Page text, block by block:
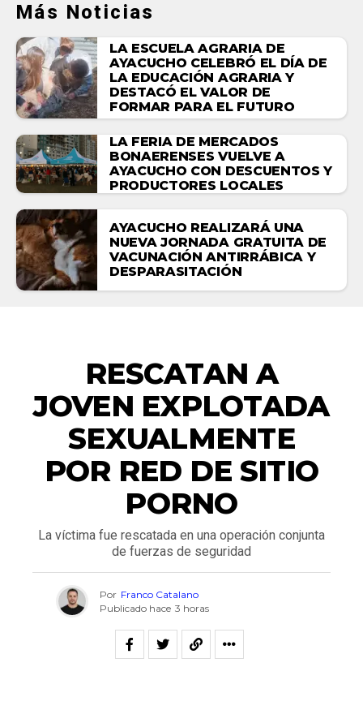
Más Noticias
LA ESCUELA AGRARIA DE
AYACUCHO CELEBRÓ EL DÍA DE
LA EDUCACIÓN AGRARIA Y
DESTACÓ EL VALOR DE
FORMAR PARA EL FUTURO
LA FERIA DE MERCADOS
BONAERENSES VUELVE A
AYACUCHO CON DESCUENTOS Y
PRODUCTORES LOCALES
AYACUCHO REALIZARÁ UNA
NUEVA JORNADA GRATUITA DE
VACUNACIÓN ANTIRRÁBICA Y
DESPARASITACIÓN
RESCATAN A
JOVEN EXPLOTADA
SEXUALMENTE
POR RED DE SITIO
PORNO
La víctima fue rescatada en una operación conjunta
de fuerzas de seguridad
Por Franco Catalano
Publicado hace 3 horas